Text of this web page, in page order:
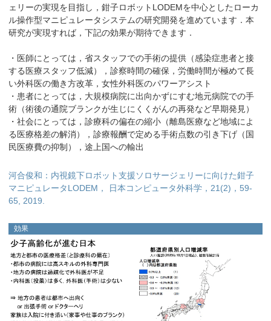
ェリーの実現を目指し，鉗子ロボットLODEMを中心としたローカ
ル操作型マニピュレータシステムの研究開発を進めています．本
研究が実現すれば，下記の効果が期待できます．
・医師にとっては，省スタッフでの手術の提供（感染症患者と接
する医療スタッフ低減），診察時間の確保，労働時間が極めて長
い外科医の働き方改革，女性外科医のパワーアシスト
・患者にとっては，大規模病院に出向かずにすむ地元病院での手
術（術後の通院ブランクが生じにくくがんの再発など早期発見）
・社会にとっては，診療科の偏在の縮小（離島医療など地域によ
る医療格差の解消），診療報酬で定める手術点数の引き下げ（国
民医療費の抑制），途上国への輸出
河合俊和：内視鏡下ロボット支援ソロサージェリーに向けた鉗子
マニピュレータLODEM， 日本コンピュータ外科学，21(2)，59-
65, 2019.
効果